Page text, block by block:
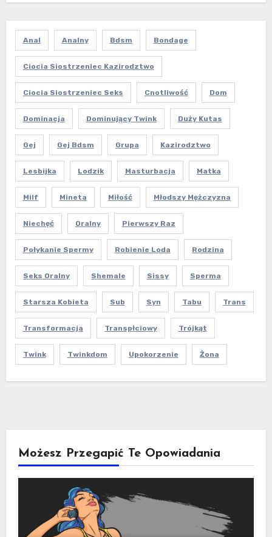
Anal Analny Bdsm Bondage
Ciocia Siostrzeniec Kazirodztwo
Ciocia Siostrzeniec Seks Cnotliwość Dom
Dominacja Dominujący Twink Duży Kutas
Gej Gej Bdsm Grupa Kazirodztwo
Lesbijka Lodzik Masturbacja Matka
Milf Mineta Miłość Młodszy Mężczyzna
Niechęć Oralny Pierwszy Raz
Połykanie Spermy Robienie Loda Rodzina
Seks Oralny Shemale Sissy Sperma
Starsza Kobieta Sub Syn Tabu Trans
Transformacja Transpłciowy Trójkąt
Twink Twinkdom Upokorzenie Żona
Możesz Przegapić Te Opowiadania